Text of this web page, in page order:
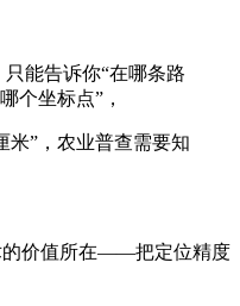
能告诉你“在哪条路
个坐标点”，
米”，农业普查需要知
的价值所在——把定位精度